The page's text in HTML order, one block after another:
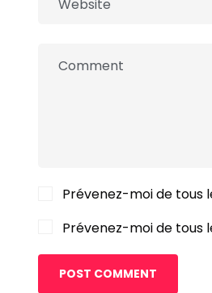
Prévenez-moi de tous
Prévenez-moi de tous
POST COMMENT